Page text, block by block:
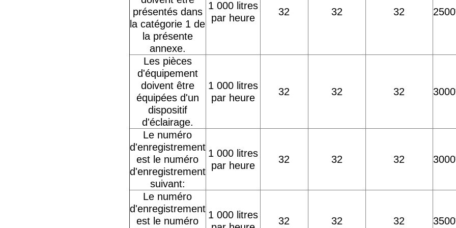
présentés dans
la catégorie 1 de
la présente
annexe.
1 000 litres
par heure
32 32 32
Les pièces
d'équipement
doivent être
équipées d'un
dispositif
d'éclairage.
1 000 litres
par heure
32 32 32
Le numéro
d'enregistrement
est le numéro
d'enregistrement
suivant:
1 000 litres
par heure
32 32 32
Le numéro
d'enregistrement
est le numéro
1 000 litres
32 32 32